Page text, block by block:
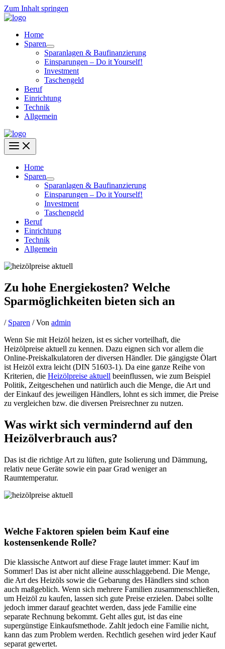
Zum Inhalt springen
Home
Sparen
Sparanlagen & Baufinanzierung
Einsparungen – Do it Yourself!
Investment
Taschengeld
Beruf
Einrichtung
Technik
Allgemein
Home
Sparen
Sparanlagen & Baufinanzierung
Einsparungen – Do it Yourself!
Investment
Taschengeld
Beruf
Einrichtung
Technik
Allgemein
Zu hohe Energiekosten? Welche
Sparmöglichkeiten bieten sich an
/ Sparen / Von admin
Wenn Sie mit Heizöl heizen, ist es sicher vorteilhaft, die
Heizölpreise aktuell zu kennen. Dazu eignen sich vor allem die
Online-Preiskalkulatoren der diversen Händler. Die gängigste Ölart
ist Heizöl extra leicht (DIN 51603-1). Da eine ganze Reihe von
Kriterien, die Heizölpreise aktuell beeinflussen, wie zum Beispiel
Politik, Zeitgeschehen und natürlich auch die Menge, die Art und
der Einkauf des jeweiligen Händlers, lohnt es sich immer, die Preise
zu vergleichen bzw. die diversen Preisrechner zu nutzen.
Was wirkt sich vermindernd auf den
Heizölverbrauch aus?
Das ist die richtige Art zu lüften, gute Isolierung und Dämmung,
relativ neue Geräte sowie ein paar Grad weniger an
Raumtemperatur.
Welche Faktoren spielen beim Kauf eine
kostensenkende Rolle?
Die klassische Antwort auf diese Frage lautet immer: Kauf im
Sommer! Das ist aber nicht alleine ausschlaggebend. Die Menge,
die Art des Heizöls sowie die Gebarung des Händlers sind schon
auch maßgeblich. Wenn sich mehrere Familien zusammenschließen,
um Heizöl zu kaufen, lassen sich gute Preise erzielen. Dabei sollte
jedoch immer darauf geachtet werden, dass jede Familie eine
separate Rechnung bekommt. Geht alles gut, ist das eine
supergünstige Einkaufsmethode. Zahlt jedoch eine Familie nicht,
kann das zum Problem werden. Rechtlich gesehen wird jeder Kauf
separat gewertet.